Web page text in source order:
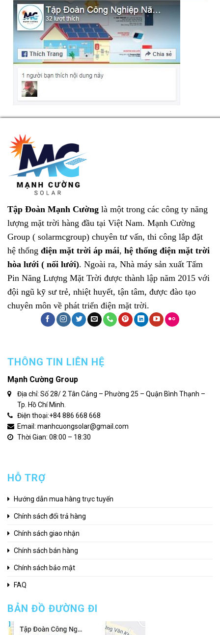
Tập Đoàn Mạnh Cường là một trong các công ty năng
lượng mặt trời hàng đầu tại Việt Nam. Mạnh Cường
Group ( solarmcgroup) chuyên tư vấn, thi công lắp đặt
hệ thống điện mặt trời áp mái, hệ thống điện mặt trời
hòa lưới ( nối lưới). Ngoài ra, Nhà máy sản xuất Tấm
Pin Năng Lượng Mặt Trời được thành lập năm 2015 với
đội ngũ kỹ sư trẻ, nhiệt huyết, tận tâm, được đào tạo
chuyên môn về phát triển điện mặt trời.
THÔNG TIN LIÊN HỆ
Mạnh Cường Group
Địa chỉ: Số 28/ 2 Tân Cảng – Phường 25 – Quận Bình Thạnh –
Tp. Hồ Chí Minh.
Điện thoại:+84 886 668 668
Email: manhcuongsolar@gmail.com
Thời Gian: 08:00 – 18:30
HỖ TRỢ
Hướng dẫn mua hàng trực tuyến
Chính sách đổi trả hàng
Chính sách giao nhận
Chính sách bán hàng
Chính sách bảo mật
FAQ
BẢN ĐỒ ĐƯỜNG ĐI